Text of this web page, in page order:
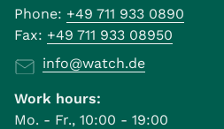
Phone: +49 711 933 0890
Fax: +49 711 933 08950
info@watch.de
Work hours:
Mo. - Fr., 10:00 - 19:00